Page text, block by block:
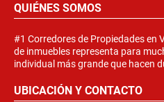
QUIÉNES SOMOS
#1 Corredores de Propiedades en
de inmuebles representa para
individual más grande que hacen
UBICACIÓN Y CONTACTO